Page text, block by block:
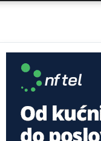
Анонимно2810587 јуче
vjeka,neko rece za
srbi...i poce dalje da
bilo u Ag-ci...
Анонимно2810587
Proguglajte
Анонимно2810587 јуче